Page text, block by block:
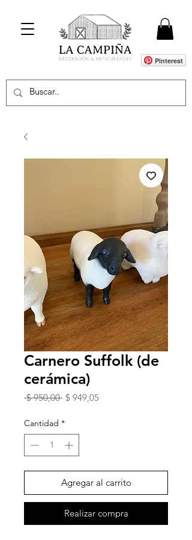
Pinterest
Carnero Suffolk (de
cerámica)
$ 950,00 Precio
$ 949,05
Cantidad *
Agregar al carrito
Realizar compra